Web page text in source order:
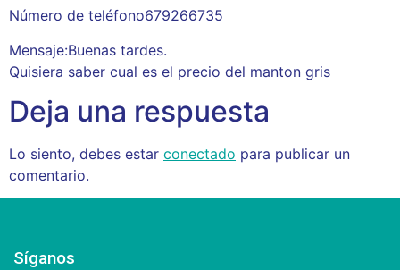
Número de teléfono679266735
Mensaje:Buenas tardes.
Quisiera saber cual es el precio del manton gris
Deja una respuesta
Lo siento, debes estar conectado para publicar un
comentario.
Síganos